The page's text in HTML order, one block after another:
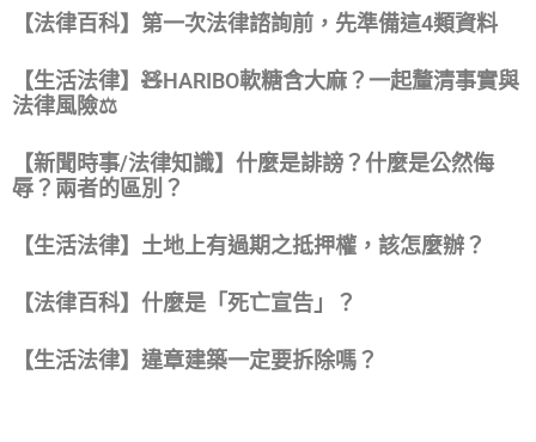
【法律百科】第一次法律諮詢前，先準備這4類資料
【生活法律】🧸HARIBO軟糖含大麻？一起釐清事實與
法律風險⚖️
【新聞時事/法律知識】什麼是誹謗？什麼是公然侮
辱？兩者的區別？
【生活法律】土地上有過期之抵押權，該怎麼辦？
【法律百科】什麼是「死亡宣告」？
【生活法律】違章建築一定要拆除嗎？